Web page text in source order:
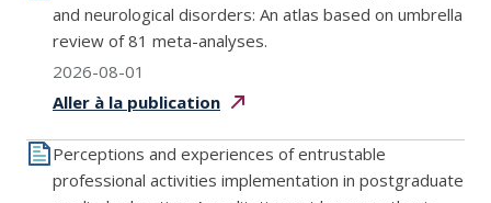
and neurological disorders: An atlas based on umbrella
review of 81 meta-analyses.
2026-08-01
Aller à la publication
Perceptions and experiences of entrustable
professional activities implementation in postgraduate